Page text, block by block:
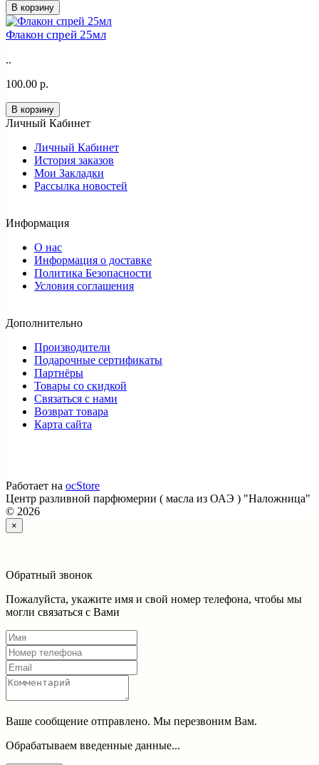
В корзину
Флакон спрей 25мл
..
100.00 р.
В корзину
Личный Кабинет
Личный Кабинет
История заказов
Мои Закладки
Рассылка новостей
Информация
О нас
Информация о доставке
Политика Безопасности
Условия соглашения
Дополнительно
Производители
Подарочные сертификаты
Партнёры
Товары со скидкой
Связаться с нами
Возврат товара
Карта сайта
Работает на ocStore
Центр разливной парфюмерии ( масла из ОАЭ ) "Наложница"
© 2026
×
Обратный звонок
Пожалуйста, укажите имя и свой номер телефона, чтобы мы
могли связаться с Вами
Ваше сообщение отправлено. Мы перезвоним Вам.
Обрабатываем введенные данные...